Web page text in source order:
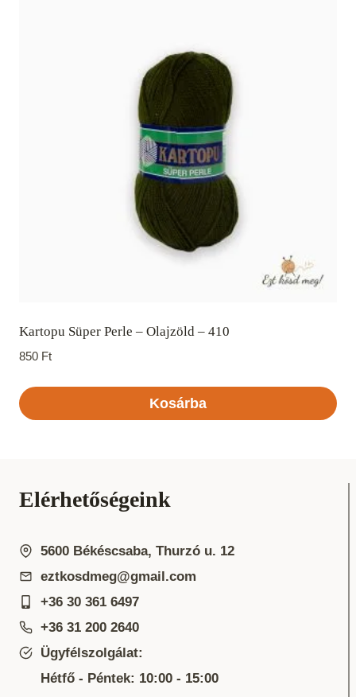
Kartopu Süper Perle – Olajzöld – 410
850 Ft
Kosárba
Elérhetőségeink
5600 Békéscsaba, Thurzó u. 12
eztkosdmeg@gmail.com
+36 30 361 6497
+36 31 200 2640
Ügyfélszolgálat:
Hétfő - Péntek: 10:00 - 15:00